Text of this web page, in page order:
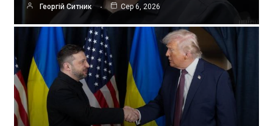
Георгій Ситник Сер 6, 2026